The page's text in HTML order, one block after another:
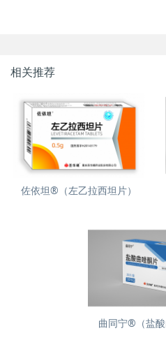
相关推荐
佐依坦®（左乙拉西坦片）
曲同宁®（盐酸